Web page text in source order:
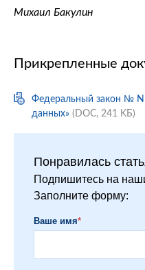
Михаил Бакулин
Прикрепленные
Федеральный закон №
данных» (DOC, 241 KБ)
Понравилась
Подпишитесь на
Заполните форму:
Ваше имя*